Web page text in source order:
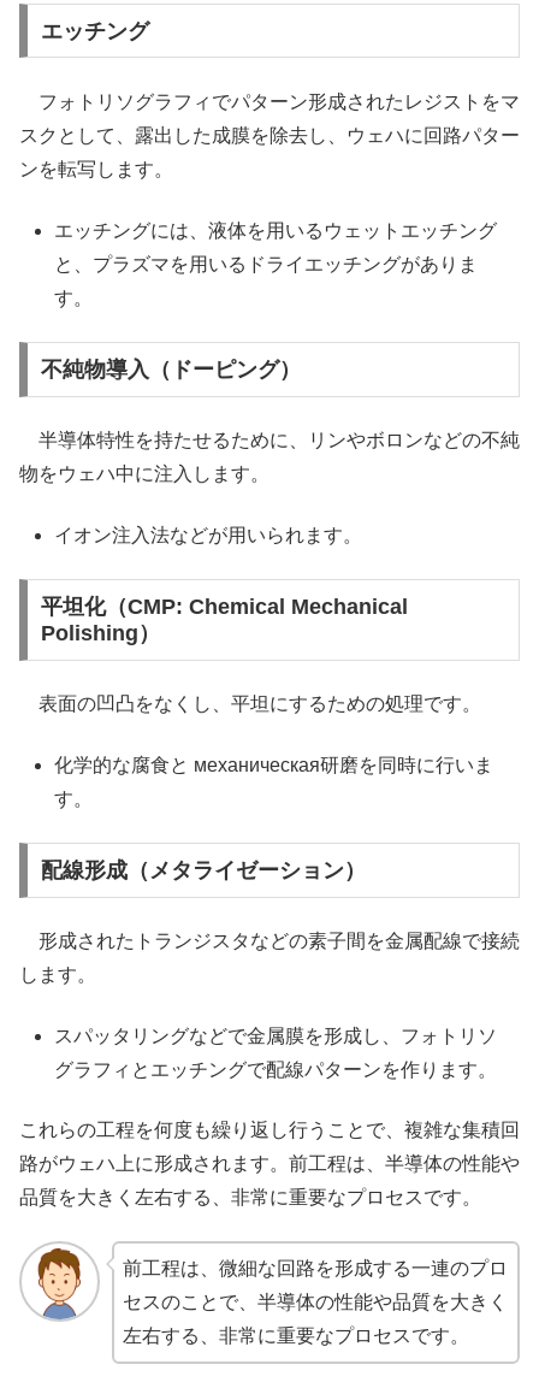
エッチング
フォトリソグラフィでパターン形成されたレジストをマ
スクとして、露出した成膜を除去し、ウェハに回路パター
ンを転写します。
エッチングには、液体を用いるウェットエッチング
と、プラズマを用いるドライエッチングがありま
す。
不純物導入（ドーピング）
半導体特性を持たせるために、リンやボロンなどの不純
物をウェハ中に注入します。
イオン注入法などが用いられます。
平坦化（CMP: Chemical Mechanical
Polishing）
表面の凹凸をなくし、平坦にするための処理です。
化学的な腐食と механическая研磨を同時に行いま
す。
配線形成（メタライゼーション）
形成されたトランジスタなどの素子間を金属配線で接続
します。
スパッタリングなどで金属膜を形成し、フォトリソ
グラフィとエッチングで配線パターンを作ります。
これらの工程を何度も繰り返し行うことで、複雑な集積回
路がウェハ上に形成されます。前工程は、半導体の性能や
品質を大きく左右する、非常に重要なプロセスです。
前工程は、微細な回路を形成する一連のプロ
セスのことで、半導体の性能や品質を大きく
左右する、非常に重要なプロセスです。